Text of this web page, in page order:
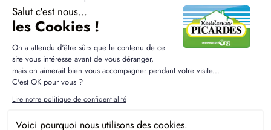
Résidences Picardes est le 1er constructeur régional de